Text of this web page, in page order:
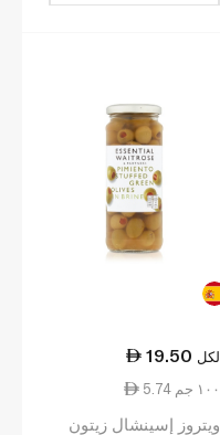
19.50 لكل
5.74 ١٠٠ جم
ويتروز إسينشال زيتون